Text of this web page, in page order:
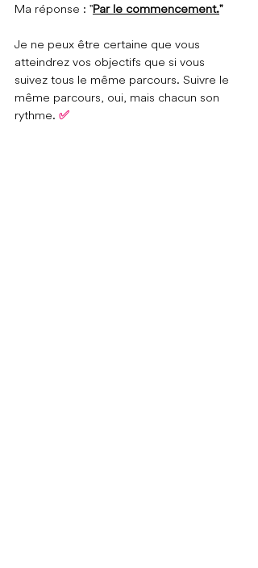
Ma réponse : "Par le commencement."
Je ne peux être certaine que vous
atteindrez vos objectifs que si vous
suivez tous le même parcours.  Suivre le
même parcours, oui, mais chacun son
rythme. ✅